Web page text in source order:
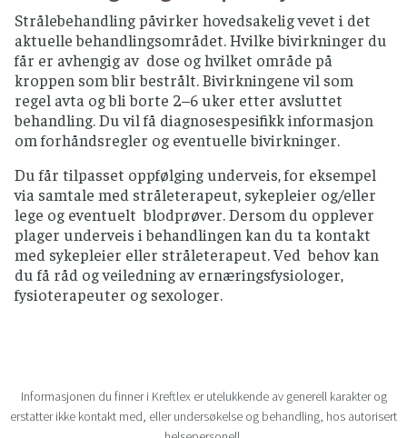
Strålebehandling påvirker hovedsakelig vevet i det
aktuelle behandlingsområdet. Hvilke bivirkninger du
får er avhengig av dose og hvilket område på
kroppen som blir bestrålt. Bivirkningene vil som
regel avta og bli borte 2–6 uker etter avsluttet
behandling. Du vil få diagnosespesifikk informasjon
om forhåndsregler og eventuelle bivirkninger.
Du får tilpasset oppfølging underveis, for eksempel
via samtale med stråleterapeut, sykepleier og/eller
lege og eventuelt blodprøver. Dersom du opplever
plager underveis i behandlingen kan du ta kontakt
med sykepleier eller stråleterapeut. Ved behov kan
du få råd og veiledning av ernæringsfysiologer,
fysioterapeuter og sexologer.
Informasjonen du finner i Kreftlex er utelukkende av generell karakter og
erstatter ikke kontakt med, eller undersøkelse og behandling, hos autorisert